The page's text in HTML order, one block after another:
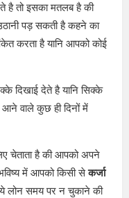
है तो इसका मतलब है की
पड़ सकती है कहने का
करता है यानि आपको कोई
दिखाई देते है यानि सिक्के
आने वाले कुछ ही दिनों में
चेताता है की आपको अपने
में आपको किसी सेकर्जा
लोन समय पर न चुकाने की